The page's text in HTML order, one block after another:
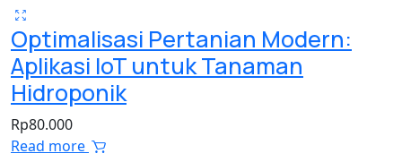
Optimalisasi Pertanian Modern:
Aplikasi IoT untuk Tanaman
Hidroponik
Rp80.000
Read more